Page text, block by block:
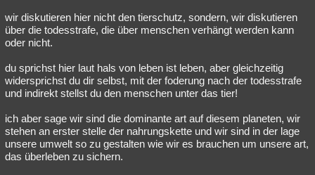
wir diskutieren hier nicht den tierschutz, sondern, wir diskutieren
über die todesstrafe, die über menschen verhängt werden kann
oder nicht.
du sprichst hier laut hals von leben ist leben, aber gleichzeitig
widersprichst du dir selbst, mit der foderung nach der todesstrafe
und indirekt stellst du den menschen unter das tier!
ich aber sage wir sind die dominante art auf diesem planeten, wir
stehen an erster stelle der nahrungskette und wir sind in der lage
unsere umwelt so zu gestalten wie wir es brauchen um unsere art,
das überleben zu sichern.